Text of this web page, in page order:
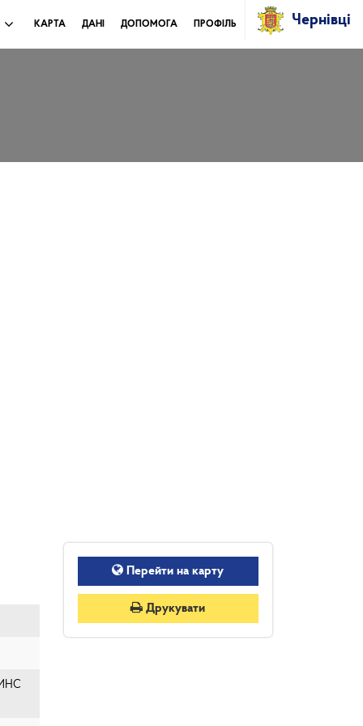
КАРТА ДАНІ ДОПОМОГА ПРОФІЛЬ Чернівці
Перейти на карту
Друкувати